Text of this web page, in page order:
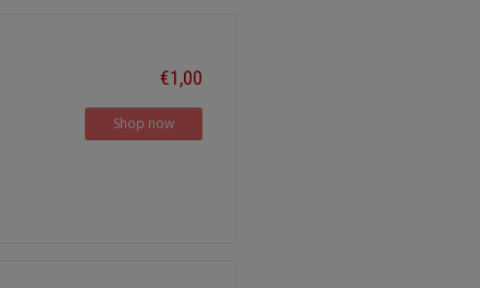
€1,00
Shop now